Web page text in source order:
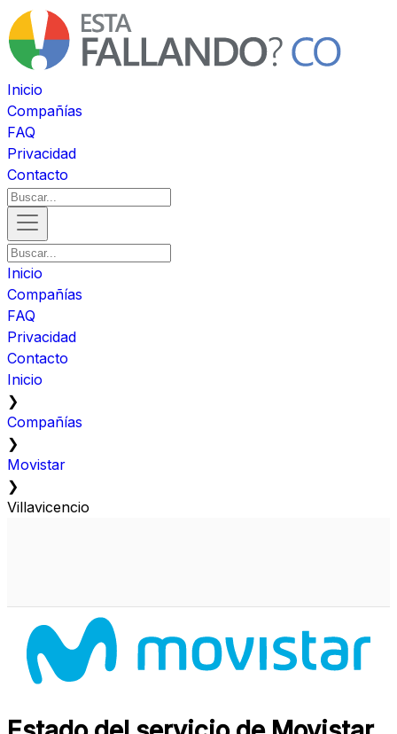
Inicio
Compañías
FAQ
Privacidad
Contacto
Inicio
Compañías
FAQ
Privacidad
Contacto
Inicio
❯
Compañías
❯
Movistar
❯
Villavicencio